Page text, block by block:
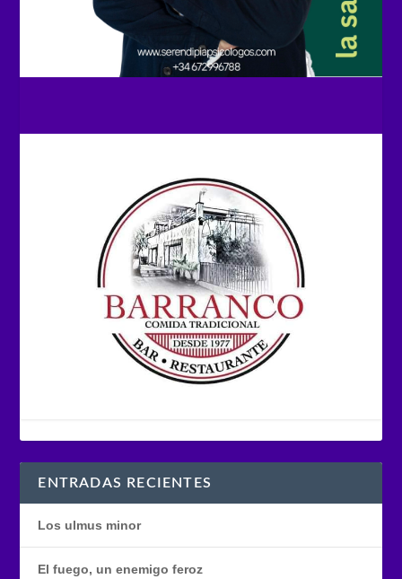
ENTRADAS RECIENTES
Los ulmus minor
El fuego, un enemigo feroz